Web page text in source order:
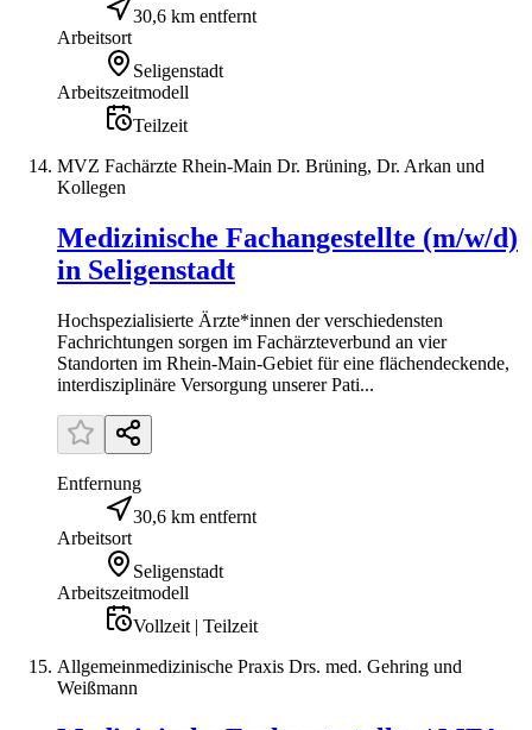
30,6 km entfernt
Arbeitsort
Seligenstadt
Arbeitszeitmodell
Teilzeit
MVZ Fachärzte Rhein-Main Dr. Brüning, Dr. Arkan und
Kollegen
Medizinische Fachangestellte (m/w/d)
in Seligenstadt
Hochspezialisierte Ärzte*innen der verschiedensten
Fachrichtungen sorgen im Fachärzteverbund an vier
Standorten im Rhein-Main-Gebiet für eine flächendeckende,
interdisziplinäre Versorgung unserer Pati...
Entfernung
30,6 km entfernt
Arbeitsort
Seligenstadt
Arbeitszeitmodell
Vollzeit | Teilzeit
Allgemeinmedizinische Praxis Drs. med. Gehring und
Weißmann